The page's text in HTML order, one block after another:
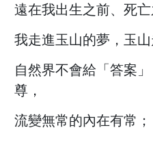
遠在我出生之前、死亡
我走進玉山的夢，玉山
自然界不會給「答案
尊，
流變無常的內在有常；